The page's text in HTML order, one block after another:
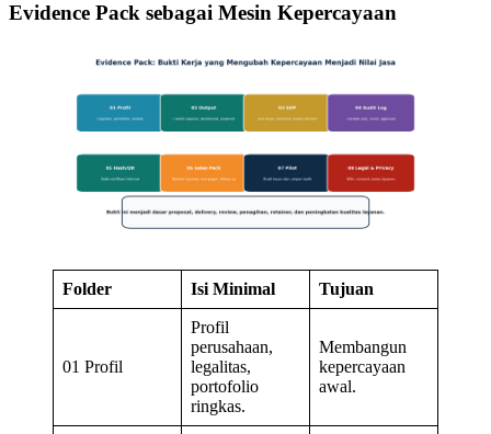
Evidence Pack sebagai Mesin Kepercayaan
Folder Isi Minimal Tujuan
01 Profil
Profil
perusahaan,
legalitas,
portofolio
ringkas.
Membangun
kepercayaan
awal.